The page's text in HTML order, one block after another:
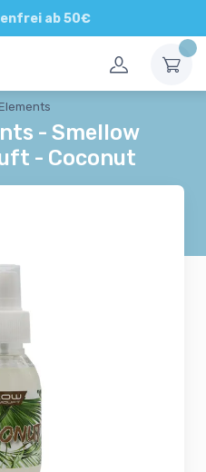
ab 50€
Beratung
- Smellow
- Coconut